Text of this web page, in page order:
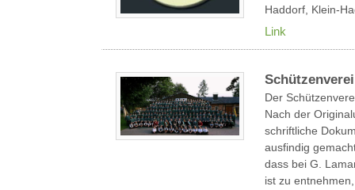
Haddorf, Klein-
Link
Der
Nach der
schriftliche
ausfindig
dass bei G.
ist zu